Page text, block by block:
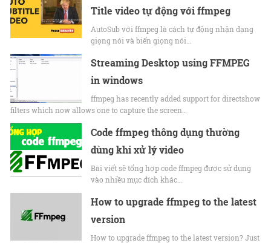
Title video tự động với ffmpeg
AutoSub với ffmpeg là cách tự động nhận dạng
giọng nói và biến giọng nói…
Streaming Desktop using FFMPEG
in windows
ffmpeg has recently added support for directshow
filters which now allows one to capture the screen…
Code ffmpeg thông dụng thường
dùng khi xử lý video
Bài viết sẽ tổng hợp code ffmpeg được sử dụng
vào nhiều mục đích khác…
How to upgrade ffmpeg to the latest
version
How to upgrade ffmpeg to the latest version? Just